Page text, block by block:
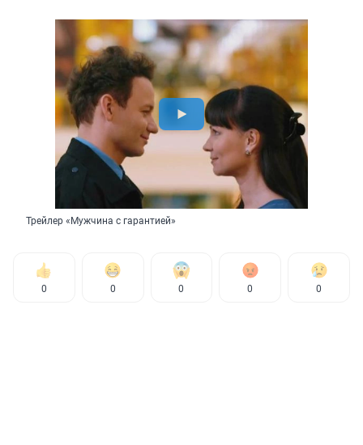
Трейлер «Мужчина с гарантией»
0 0 0 0 0